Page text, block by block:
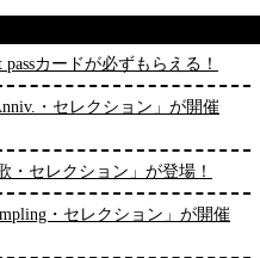
カードが必ずもらえる！
・セレクション」が開催
・セレクション」が登場！
・セレクション」が開催